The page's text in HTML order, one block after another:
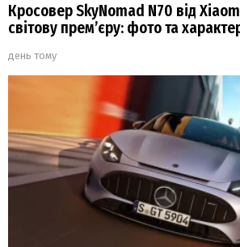
Кросовер SkyNomad N70 від
світову прем’єру: фото та
день тому